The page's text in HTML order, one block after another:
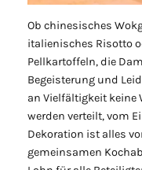
Ob chinesisches
italienisches Risotto
Pellkartoffeln, die
Begeisterung und
an Vielfältigkeit keine
werden verteilt, vom
Dekoration ist alles
gemeinsamen